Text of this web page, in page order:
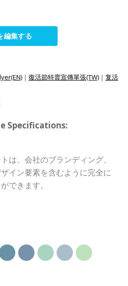
編集する
| 復活節特賣宣傳單張(TW) | 复活
Specifications:
は、会社のブランディング、
イン要素を含むように完全に
できます。